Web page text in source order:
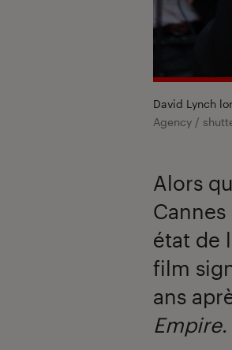
David Lynch
Agency /
Alors
état de
film
ans
Empire.